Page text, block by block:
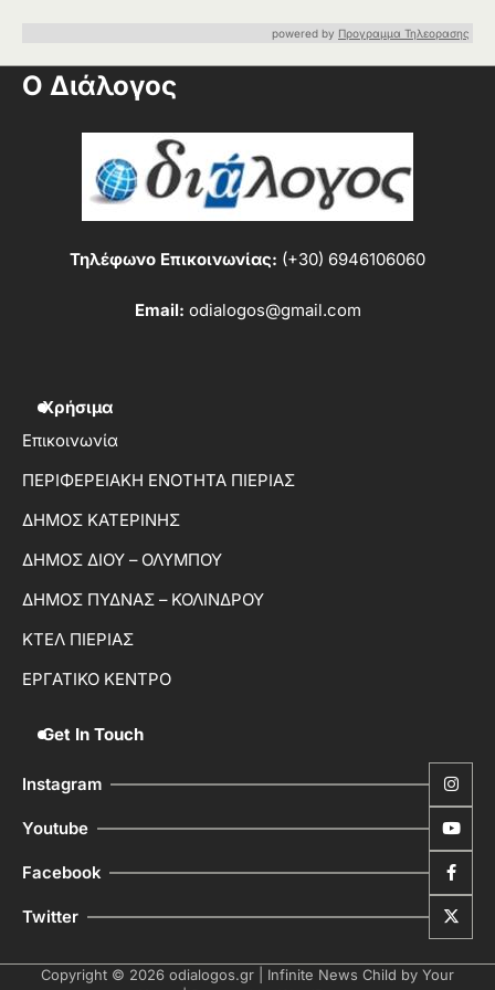
powered by Προγραμμα Τηλεορασης
Ο Διάλογος
Τηλέφωνο Επικοινωνίας: (+30) 6946106060
Email: odialogos@gmail.com
Χρήσιμα
Επικοινωνία
ΠΕΡΙΦΕΡΕΙΑΚΗ ΕΝΟΤΗΤΑ ΠΙΕΡΙΑΣ
ΔΗΜΟΣ ΚΑΤΕΡΙΝΗΣ
ΔΗΜΟΣ ΔΙΟΥ – ΟΛΥΜΠΟΥ
ΔΗΜΟΣ ΠΥΔΝΑΣ – ΚΟΛΙΝΔΡΟΥ
ΚΤΕΛ ΠΙΕΡΙΑΣ
ΕΡΓΑΤΙΚΟ ΚΕΝΤΡΟ
Get In Touch
Instagram
Youtube
Facebook
Twitter
Copyright © 2026 odialogos.gr | Infinite News Child by Your